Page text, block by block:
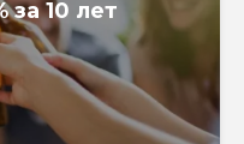
за 10 лет